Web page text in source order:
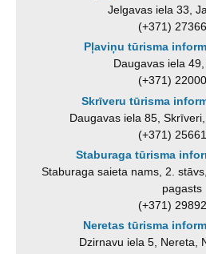
Jelgavas iela 33,
(+371)
Pļaviņu tūrisma
Daugavas iela
(+371)
Skrīveru tūrisma
Daugavas iela 85,
(+371)
Staburaga tūrisma
Staburaga saieta nams, 2.
pagasts
(+371)
Neretas tūrisma
Dzirnavu iela 5, Nereta,